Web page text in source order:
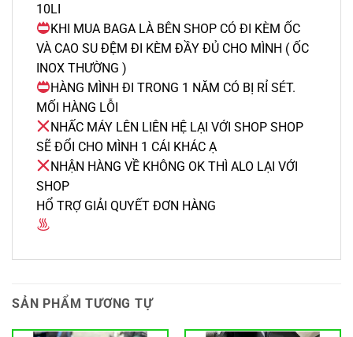
10LI
KHI MUA BAGA LÀ BÊN SHOP CÓ ĐI KÈM ỐC
VÀ CAO SU ĐỆM ĐI KÈM ĐẦY ĐỦ CHO MÌNH ( ỐC
INOX THƯỜNG )
HÀNG MÌNH ĐI TRONG 1 NĂM CÓ BỊ RỈ SÉT.
MỐI HÀNG LỖI
NHẤC MÁY LÊN LIÊN HỆ LẠI VỚI SHOP SHOP
SẼ ĐỔI CHO MÌNH 1 CÁI KHÁC Ạ
NHẬN HÀNG VỀ KHÔNG OK THÌ ALO LẠI VỚI
SHOP
HỔ TRỢ GIẢI QUYẾT ĐƠN HÀNG
SẢN PHẨM TƯƠNG TỰ